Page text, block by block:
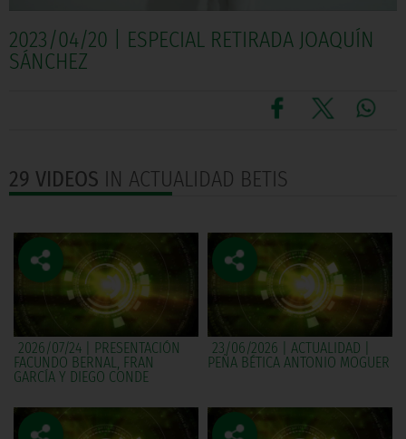
2023/04/20 | ESPECIAL RETIRADA JOAQUÍN
SÁNCHEZ
29 VIDEOS IN ACTUALIDAD BETIS
2026/07/24 | PRESENTACIÓN
FACUNDO BERNAL, FRAN
GARCÍA Y DIEGO CONDE
23/06/2026 | ACTUALIDAD |
PEÑA BÉTICA ANTONIO MOGUER